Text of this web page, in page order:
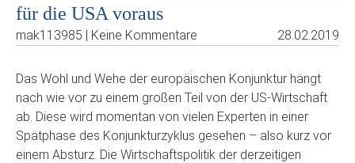
für die USA voraus
mak113985 | Keine Kommentare 28.02.2019
Das Wohl und Wehe der europäischen Konjunktur hängt
nach wie vor zu einem großen Teil von der US-Wirtschaft
ab. Diese wird momentan von vielen Experten in einer
Spätphase des Konjunkturzyklus gesehen – also kurz vor
einem Absturz. Die Wirtschaftspolitik der derzeitigen